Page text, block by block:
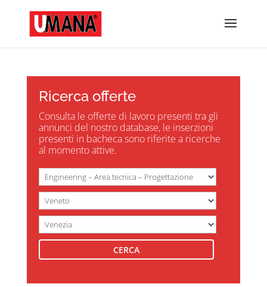
Ricerca offerte
Consulta le offerte di lavoro presenti tra gli
annunci del nostro database, le inserzioni
presenti in bacheca sono riferite a ricerche
al momento attive.